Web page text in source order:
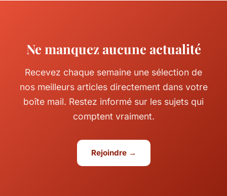
Ne manquez aucune actualité
Recevez chaque semaine une sélection de
nos meilleurs articles directement dans votre
boîte mail. Restez informé sur les sujets qui
comptent vraiment.
Rejoindre →